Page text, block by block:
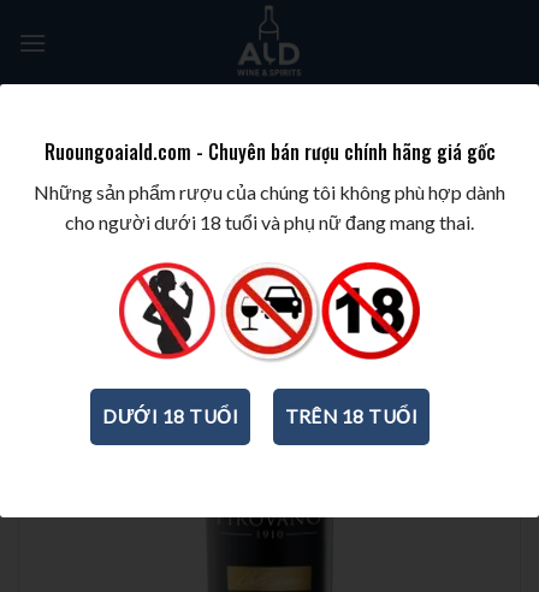
TRANG CHỦ / WINE/BIA/SAKE/SOJU / RƯỢU VANG Ý
Ruoungoaiald.com - Chuyên bán rượu chính hãng giá gốc
Những sản phẩm rượu của chúng tôi không phù hợp dành
cho người dưới 18 tuổi và phụ nữ đang mang thai.
DƯỚI 18 TUỔI TRÊN 18 TUỔI